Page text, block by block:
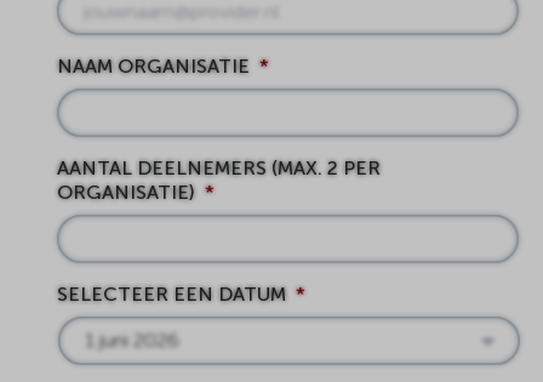
NAAM ORGANISATIE *
AANTAL DEELNEMERS (MAX. 2 PER
ORGANISATIE) *
SELECTEER EEN DATUM *